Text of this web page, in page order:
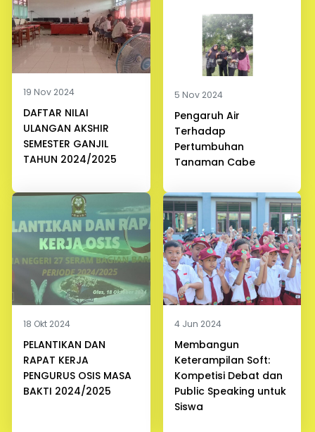
19 Nov 2024
DAFTAR NILAI
ULANGAN AKSHIR
SEMESTER GANJIL
TAHUN 2024/2025
5 Nov 2024
Pengaruh Air
Terhadap
Pertumbuhan
Tanaman Cabe
18 Okt 2024
PELANTIKAN DAN
RAPAT KERJA
PENGURUS OSIS MASA
BAKTI 2024/2025
4 Jun 2024
Membangun
Keterampilan Soft:
Kompetisi Debat dan
Public Speaking untuk
Siswa